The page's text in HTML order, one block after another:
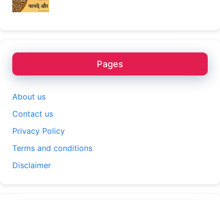
Pages
About us
Contact us
Privacy Policy
Terms and conditions
Disclaimer